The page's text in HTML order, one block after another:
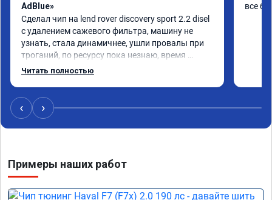
AdBlue»
Сделал чип на lend rover discovery sport 2.2 disel
с удалением сажевого фильтра, машину не
узнать, стала динамичнее, ушли провалы при
троганий, по ресурсу пока незнаю, время
покажет, короче рекомендую!
Читать полностью
все
‹ ›
Примеры наших работ